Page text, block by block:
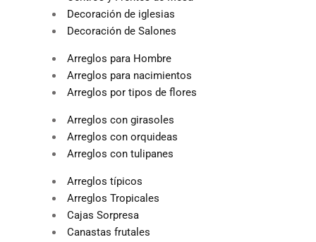
Decoración de iglesias
Decoración de Salones
Arreglos para Hombre
Arreglos para nacimientos
Arreglos por tipos de flores
Arreglos con girasoles
Arreglos con orquideas
Arreglos con tulipanes
Arreglos típicos
Arreglos Tropicales
Cajas Sorpresa
Canastas frutales